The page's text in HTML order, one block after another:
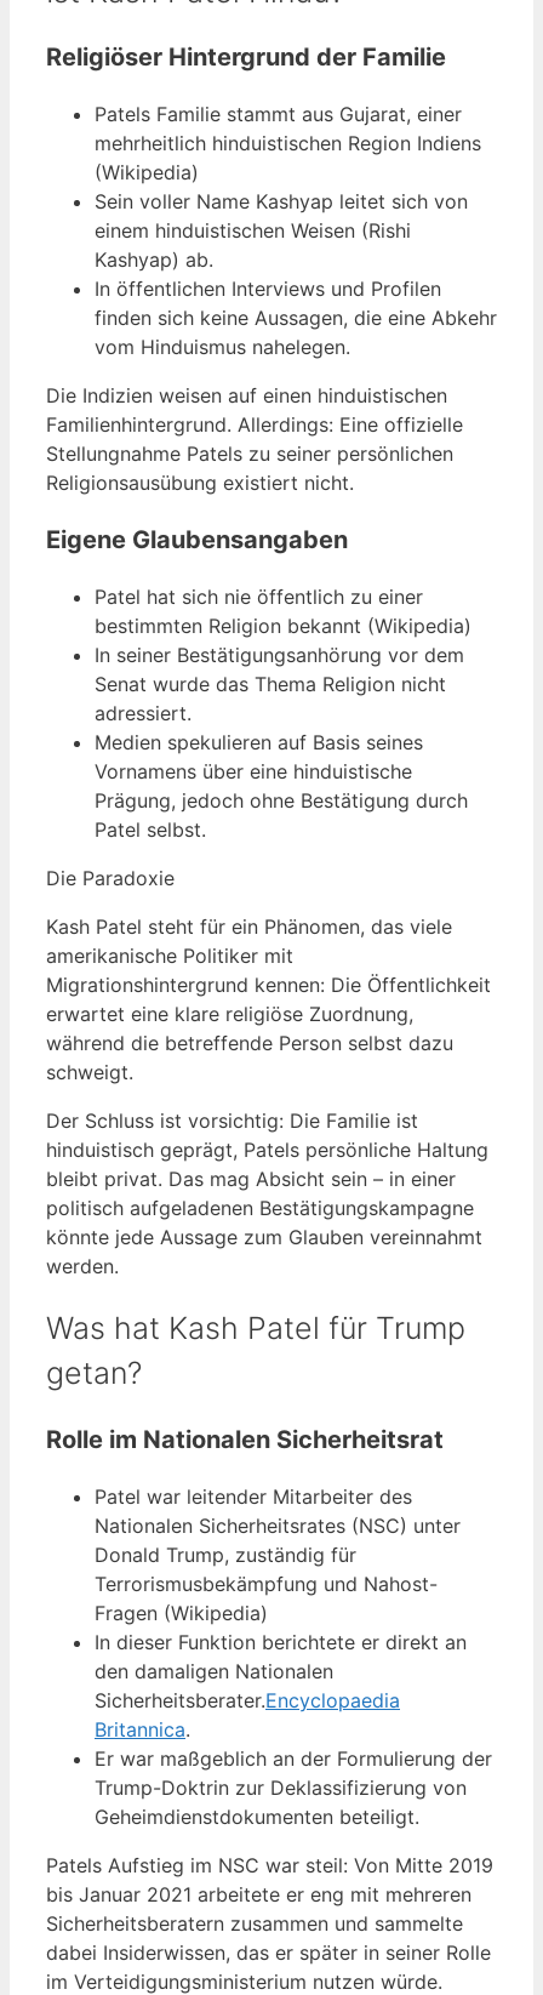
Religiöser Hintergrund der Familie
Patels Familie stammt aus Gujarat, einer
mehrheitlich hinduistischen Region Indiens
(Wikipedia)
Sein voller Name Kashyap leitet sich von
einem hinduistischen Weisen (Rishi
Kashyap) ab.
In öffentlichen Interviews und Profilen
finden sich keine Aussagen, die eine Abkehr
vom Hinduismus nahelegen.
Die Indizien weisen auf einen hinduistischen
Familienhintergrund. Allerdings: Eine offizielle
Stellungnahme Patels zu seiner persönlichen
Religionsausübung existiert nicht.
Eigene Glaubensangaben
Patel hat sich nie öffentlich zu einer
bestimmten Religion bekannt (Wikipedia)
In seiner Bestätigungsanhörung vor dem
Senat wurde das Thema Religion nicht
adressiert.
Medien spekulieren auf Basis seines
Vornamens über eine hinduistische
Prägung, jedoch ohne Bestätigung durch
Patel selbst.
Die Paradoxie
Kash Patel steht für ein Phänomen, das viele
amerikanische Politiker mit
Migrationshintergrund kennen: Die Öffentlichkeit
erwartet eine klare religiöse Zuordnung,
während die betreffende Person selbst dazu
schweigt.
Der Schluss ist vorsichtig: Die Familie ist
hinduistisch geprägt, Patels persönliche Haltung
bleibt privat. Das mag Absicht sein – in einer
politisch aufgeladenen Bestätigungskampagne
könnte jede Aussage zum Glauben vereinnahmt
werden.
Was hat Kash Patel für Trump
getan?
Rolle im Nationalen Sicherheitsrat
Patel war leitender Mitarbeiter des
Nationalen Sicherheitsrates (NSC) unter
Donald Trump, zuständig für
Terrorismusbekämpfung und Nahost-
Fragen (Wikipedia)
In dieser Funktion berichtete er direkt an
den damaligen Nationalen
Sicherheitsberater.Encyclopaedia
Britannica.
Er war maßgeblich an der Formulierung der
Trump-Doktrin zur Deklassifizierung von
Geheimdienstdokumenten beteiligt.
Patels Aufstieg im NSC war steil: Von Mitte 2019
bis Januar 2021 arbeitete er eng mit mehreren
Sicherheitsberatern zusammen und sammelte
dabei Insiderwissen, das er später in seiner Rolle
im Verteidigungsministerium nutzen würde.